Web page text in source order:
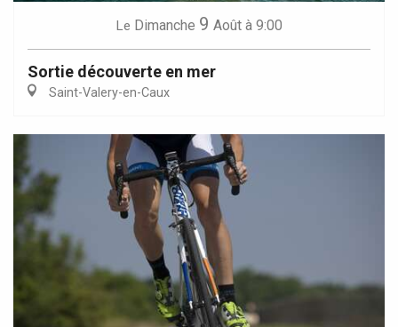
Le Dimanche 9 Août à 9:00
Sortie découverte en mer
Saint-Valery-en-Caux